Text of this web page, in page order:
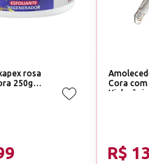
rosa
250g
Cora
R$